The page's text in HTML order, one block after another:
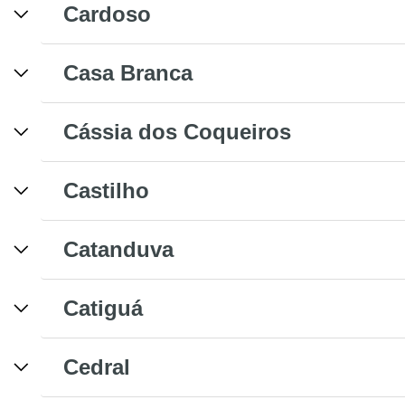
Cardoso
Casa Branca
Cássia dos Coqueiros
Castilho
Catanduva
Catiguá
Cedral